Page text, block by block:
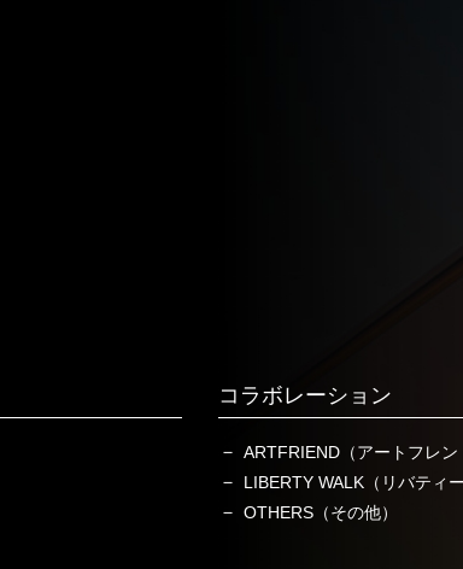
コラボレーション
ARTFRIEND（アートフレン
LIBERTY WALK（リバティ
OTHERS（その他）